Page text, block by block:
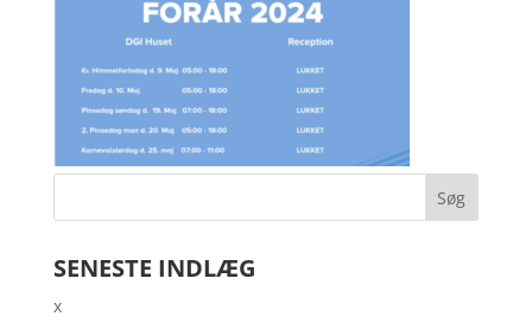
SENESTE INDLÆG
x